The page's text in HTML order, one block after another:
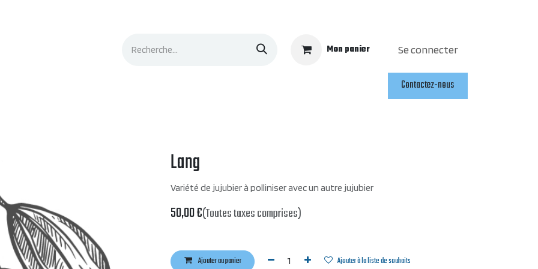
Mon panier Se connecter
Contactez-nous
Lang
Variété de jujubier à polliniser avec un autre jujubier
50,00€(Toutes taxes comprises)
Ajouter au panier Ajouter à la liste de souhaits